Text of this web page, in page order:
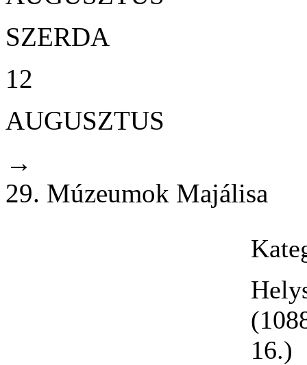
SZERDA
12
AUGUSZTUS
→
29. Múzeumok Majálisa
16.)